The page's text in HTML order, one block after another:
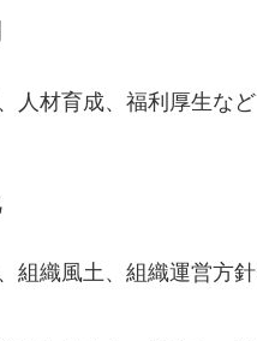
人材育成、福利厚生など
組織風土、組織運営方